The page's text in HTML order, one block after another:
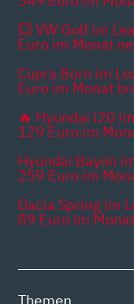
💥 VW Golf im
Euro im Monat
Cupra Born im
Euro im Monat
🔥 Hyundai i20
129 Euro im
Hyundai Bayon
259 Euro im
Dacia Spring im
89 Euro im
Themen